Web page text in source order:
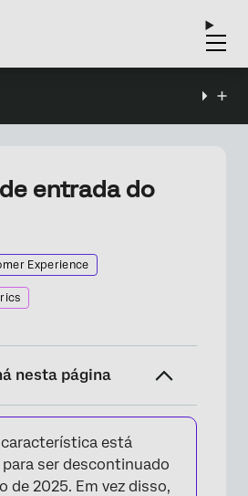
entrada do
Experience
nesta página
de entrada do Facebook
um trabalho de conector de
está
ser descontinuado
de 2025. Em vez disso,